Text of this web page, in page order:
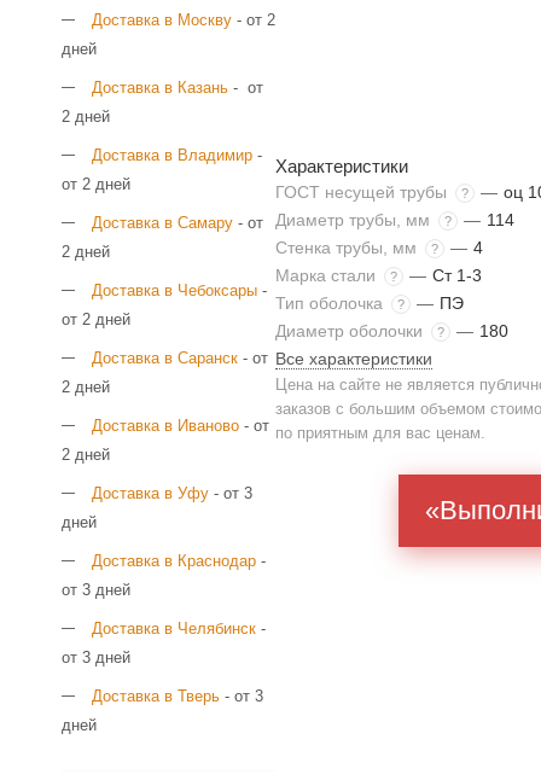
Доставка в Москву - от 2
дней
Доставка в Казань - от
2 дней
Доставка в Владимир -
от 2 дней
Доставка в Самару - от
2 дней
Доставка в Чебоксары -
от 2 дней
Доставка в Саранск - от
2 дней
Доставка в Иваново - от
2 дней
Доставка в Уфу - от 3
дней
Доставка в Краснодар -
от 3 дней
Доставка в Челябинск -
от 3 дней
Доставка в Тверь - от 3
дней
Характеристики
ГОСТ несущей трубы ? — оц
Диаметр трубы, мм
? — 114
Стенка трубы, мм
? — 4
Марка стали
? — Ст 1-3
Тип оболочка
? — ПЭ
Диаметр оболочки
? — 180
Все характеристики
Цена на сайте не является
заказов с большим объемом
по приятным для вас ценам.